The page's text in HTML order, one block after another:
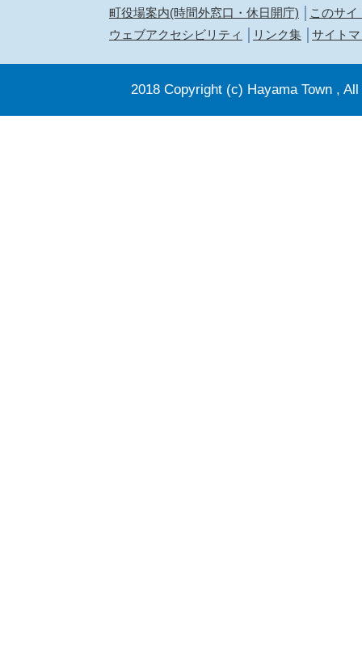
町役場案内(時間外窓口・休日開庁)
このサイ
ウェブアクセシビリティ
リンク集 サイト
2018 Copyright (c) Hayama Town ,